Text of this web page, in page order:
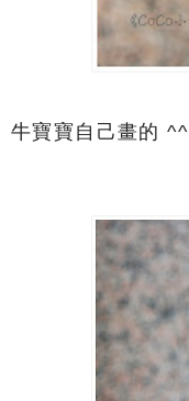
牛寶寶自己畫的 ^^